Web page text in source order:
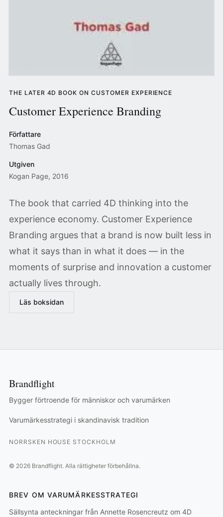
THE LATER 4D BOOK ON CUSTOMER EXPERIENCE
Customer Experience Branding
Författare
Thomas Gad
Utgiven
Kogan Page, 2016
The book that carried 4D thinking into the
experience economy. Customer Experience
Branding argues that a brand is now built less in
what it says than in what it does — in the
moments of surprise and innovation a customer
actually lives through.
Läs boksidan
Brandflight
Bygger förtroende för människor och varumärken
Varumärkesstrategi i skandinavisk tradition
NORRSKEN HOUSE STOCKHOLM
© 2026Brandflight. Alla rättigheter förbehållna.
BREV OM VARUMÄRKESSTRATEGI
Sällsynta anteckningar från Annette Rosencreutz om 4D